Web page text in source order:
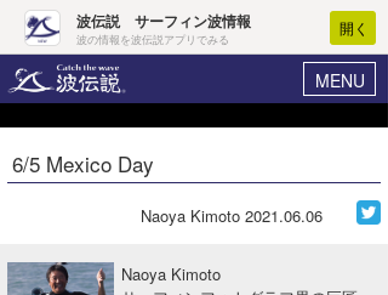
波伝説 サーフィン波情報
波の情報を波伝説アプリでみる
開く
MENU
ヘルプ マイホーム
ログイン
波情報･概況
6/5 Mexico Day
Naoya Kimoto 2021.06.06
Naoya Kimoto
Core Surf Japan
ファッション/グッズ